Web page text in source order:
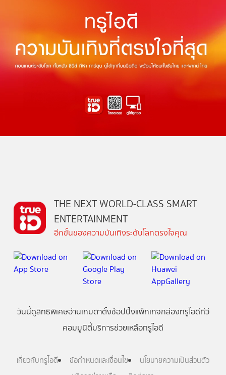
THE NEXT WORLD-CLASS SMART
ENTERTAINMENT
อีกขั้นของความบันเทิงระดับโลกตรงใจคุณ
วันนี้ดูสิทธิพิเศษอ่านเกมตาตั้งช้อปปิ้งแพ็กเกจกล่องทรูไอดีทีวี
คอมมูนิตี้บริการช่วยเหลือทรูไอดี
เกี่ยวกับทรูไอดี ข้อกำหนดและเงื่อนไข
นโยบายความเป็นส่วนตัว